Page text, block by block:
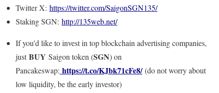
Twitter X: https://twitter.com/SaigonSGN135/
Staking SGN: http://135web.net/
If you’d like to invest in top blockchain advertising companies,
justBUY Saigon token (SGN) on
Pancakeswap: https://t.co/KJbk71cFe8/(do not worry about
low liquidity, be the early investor)